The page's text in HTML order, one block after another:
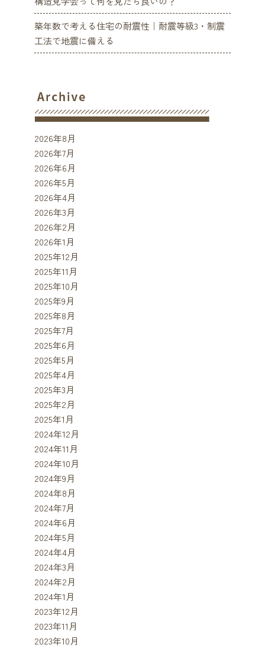
築年数で考える住宅の耐震性｜耐震等級3・制震
工法で地震に備える
2026年8月
2026年7月
2026年6月
2026年5月
2026年4月
2026年3月
2026年2月
2026年1月
2025年12月
2025年11月
2025年10月
2025年9月
2025年8月
2025年7月
2025年6月
2025年5月
2025年4月
2025年3月
2025年2月
2025年1月
2024年12月
2024年11月
2024年10月
2024年9月
2024年8月
2024年7月
2024年6月
2024年5月
2024年4月
2024年3月
2024年2月
2024年1月
2023年12月
2023年11月
2023年10月